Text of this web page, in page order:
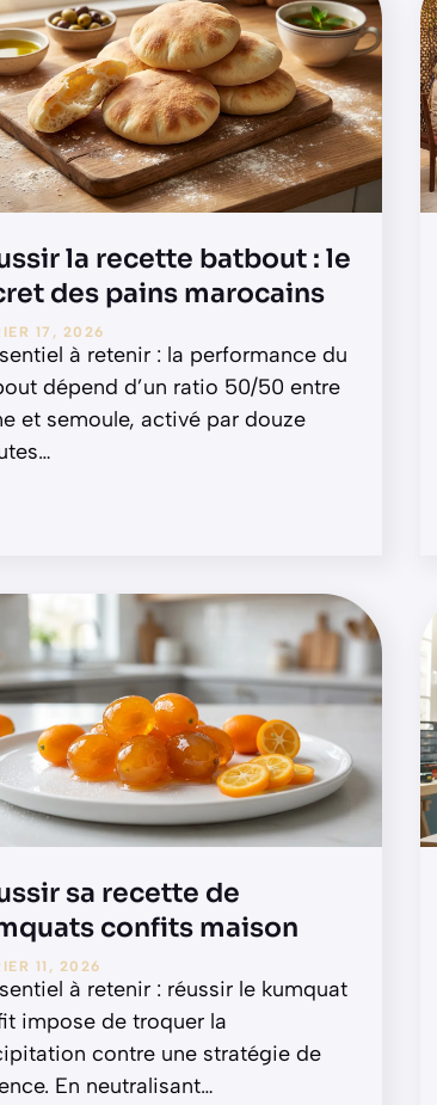
la recette batbout : le
des pains marocains
17, 2026
à retenir : la performance du
dépend d’un ratio 50/50 entre
et semoule, activé par douze
…
sa recette de
confits maison
11, 2026
à retenir : réussir le kumquat
impose de troquer la
contre une stratégie de
En neutralisant…